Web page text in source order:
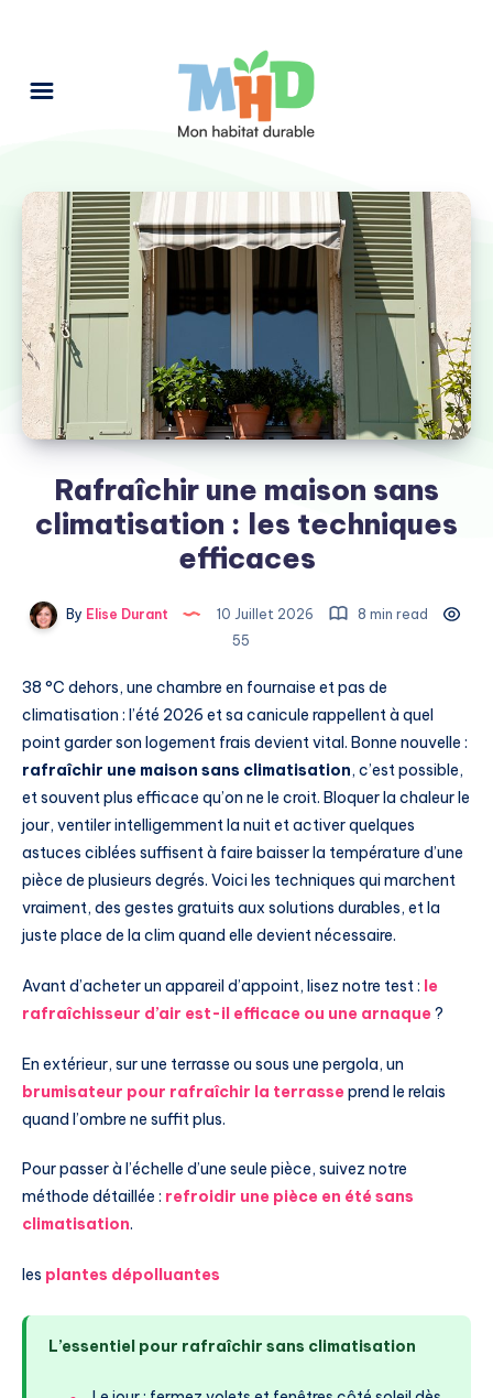
Rafraîchir une maison sans
climatisation : les techniques
efficaces
By Elise Durant 10 Juillet 2026
8 min read
55
38 °C dehors, une chambre en fournaise et pas de
climatisation : l’été 2026 et sa canicule rappellent à quel
point garder son logement frais devient vital. Bonne nouvelle :
rafraîchir une maison sans climatisation, c’est possible,
et souvent plus efficace qu’on ne le croit. Bloquer la chaleur le
jour, ventiler intelligemment la nuit et activer quelques
astuces ciblées suffisent à faire baisser la température d’une
pièce de plusieurs degrés. Voici les techniques qui marchent
vraiment, des gestes gratuits aux solutions durables, et la
juste place de la clim quand elle devient nécessaire.
Avant d’acheter un appareil d’appoint, lisez notre test : le
rafraîchisseur d’air est-il efficace ou une arnaque ?
En extérieur, sur une terrasse ou sous une pergola, un
brumisateur pour rafraîchir la terrasse prend le relais
quand l’ombre ne suffit plus.
Pour passer à l’échelle d’une seule pièce, suivez notre
méthode détaillée : refroidir une pièce en été sans
climatisation.
les plantes dépolluantes
L’essentiel pour rafraîchir sans climatisation